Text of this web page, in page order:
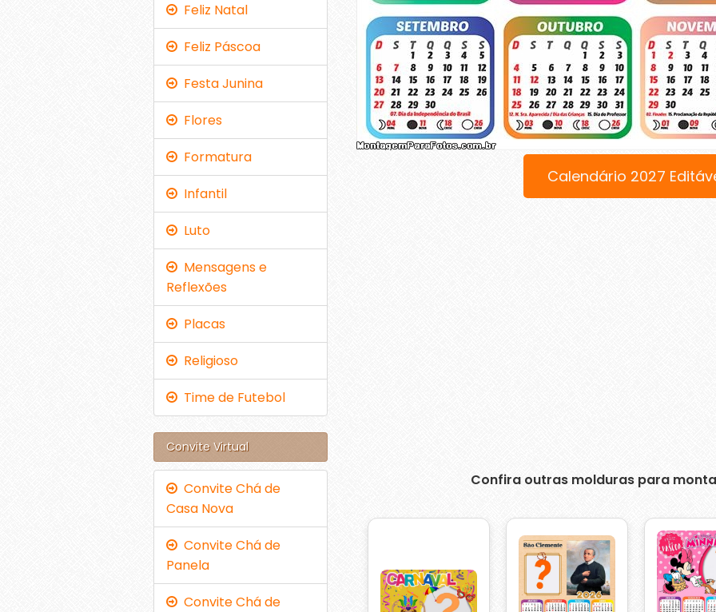
Calendário 2027
Confira outras molduras para
Feliz Natal
Feliz Páscoa
Festa Junina
Flores
Formatura
Infantil
Luto
Mensagens e
Reflexões
Placas
Religioso
Time de Futebol
Convite Virtual
Convite Chá de
Casa Nova
Convite Chá de
Panela
Convite Chá de